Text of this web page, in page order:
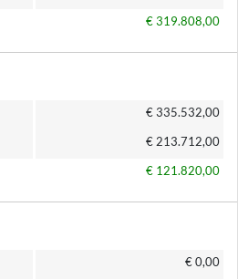
€ 319.808,00
€ 335.532,00
€ 213.712,00
€ 121.820,00
€ 0,00